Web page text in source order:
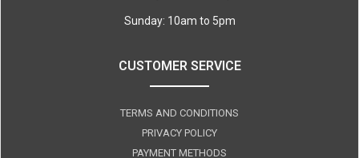
Sunday: 10am to 5pm
CUSTOMER SERVICE
TERMS AND CONDITIONS
PRIVACY POLICY
PAYMENT METHODS